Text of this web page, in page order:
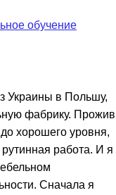
обучение
Украины в Польшу,
фабрику. Прожив
хорошего уровня,
работа. И я
Сначала я